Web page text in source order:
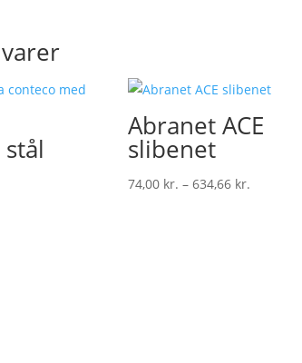
Abranet ACE
slibenet
74,00 kr. –634,66 kr.